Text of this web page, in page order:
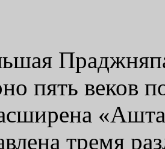
пять веков
тремя